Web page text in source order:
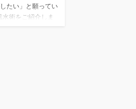
たい」と願ってい
術をご紹介しま